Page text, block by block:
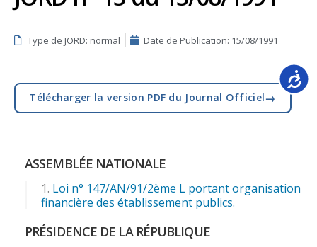
Type de JORD: normal Date de Publication: 15/08/1991
Télécharger la version PDF du Journal Officiel→
ASSEMBLÉE NATIONALE
Loi n° 147/AN/91/2ème L portant organisation
financière des établissement publics.
PRÉSIDENCE DE LA RÉPUBLIQUE